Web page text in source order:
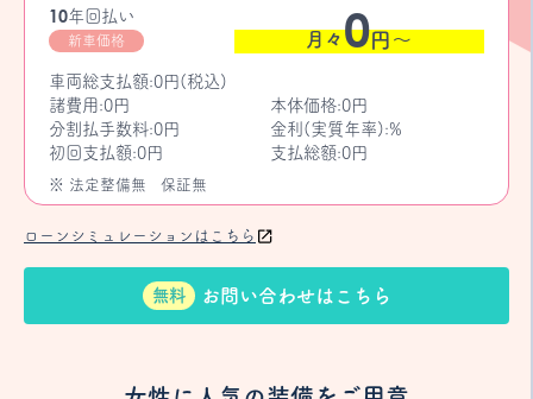
10年回払い
新車価格 月々0円〜
車両総支払額:0円(税込)
諸費用:0円
本体価格:0円
分割払手数料:0円
金利(実質年率):%
初回支払額:0円
支払総額:0円
※ 法定整備無保証無
ローンシミュレーションはこちら
無料 お問い合わせはこちら